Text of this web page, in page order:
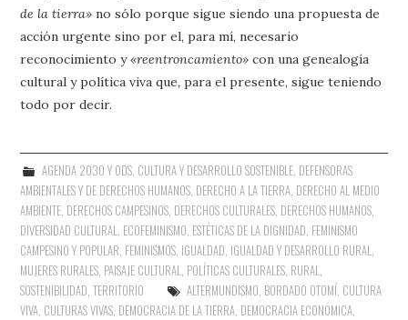
de la tierra»no sólo porque sigue siendo una propuesta de
acción urgente sino por el, para mí, necesario
reconocimiento y«reentroncamiento» con una genealogía
cultural y política viva que, para el presente, sigue teniendo
todo por decir.
AGENDA 2030 Y ODS, CULTURA Y DESARROLLO SOSTENIBLE, DEFENSORAS
AMBIENTALES Y DE DERECHOS HUMANOS DERECHO A LA TIERRA DERECHO AL MEDIO
AMBIENTE DERECHOS CAMPESINOS DERECHOS CULTURALES DERECHOS HUMANOS
DIVERSIDAD CULTURAL ECOFEMINISMO ESTÉTICAS DE LA DIGNIDAD FEMINISMO
CAMPESINO Y POPULAR FEMINISMOS IGUALDAD IGUALDAD Y DESARROLLO RURAL
MUJERES RURALES PAISAJE CULTURAL POLÍTICAS CULTURALES RURAL
SOSTENIBILIDAD ,TERRITORIO ALTERMUNDISMO BORDADO OTOMÍ CULTURA
VIVA CULTURAS VIVAS DEMOCRACIA DE LA TIERRA DEMOCRACIA ECONÓMICA